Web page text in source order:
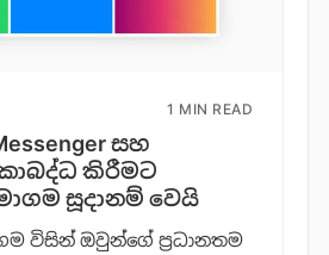
1 MIN READ
සහ
කිරීමට
සූදානම් වෙයි
විසින් ඔවුන්ගේ ප්‍රධානතම